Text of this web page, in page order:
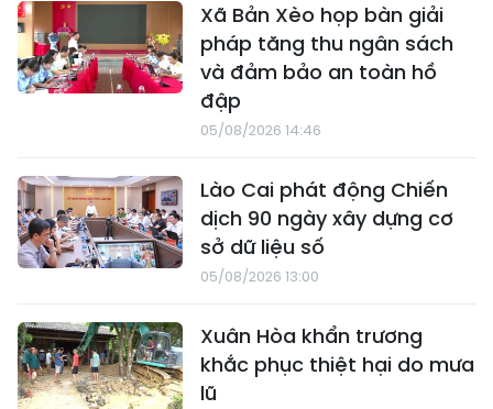
Xã Bản Xèo họp bàn giải
pháp tăng thu ngân sách
và đảm bảo an toàn hồ
đập
05/08/2026 14:46
Lào Cai phát động Chiến
dịch 90 ngày xây dựng cơ
sở dữ liệu số
05/08/2026 13:00
Xuân Hòa khẩn trương
khắc phục thiệt hại do mưa
lũ